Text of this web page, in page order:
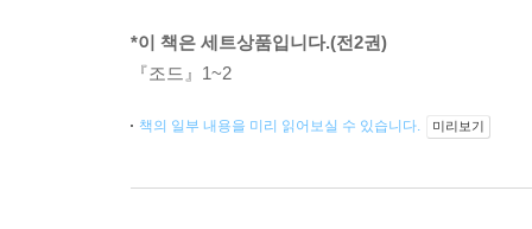
*이 책은 세트상품입니다.(전2권)
『조드』1~2
책의 일부 내용을 미리 읽어보실 수 있습니다. 미리보기